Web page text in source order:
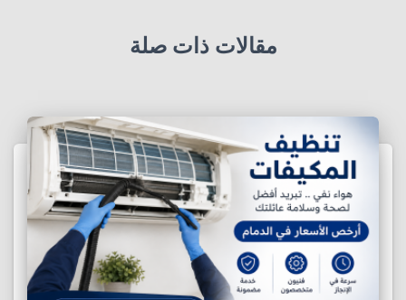
مقالات ذات صلة